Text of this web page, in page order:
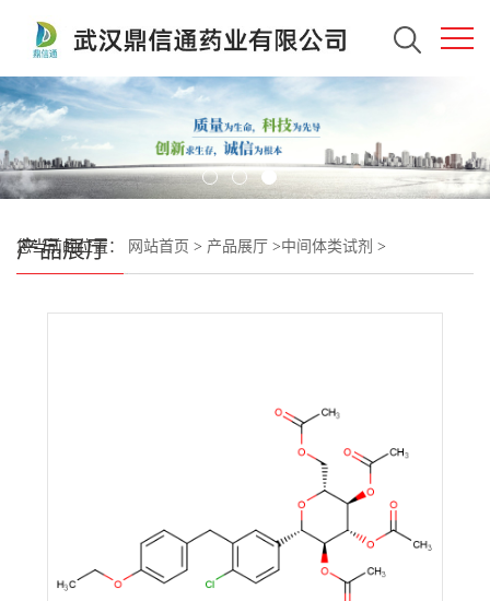
产品展厅
您当前的位置： 网站首页 > 产品展厅 >中间体类试剂 >